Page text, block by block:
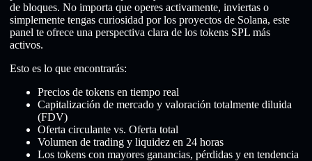
de bloques. No importa que operes activamente, inviertas o
simplemente tengas curiosidad por los proyectos de Solana, este
panel te ofrece una perspectiva clara de los tokens SPL más
activos.
Esto es lo que encontrarás:
Precios de tokens en tiempo real
Capitalización de mercado y valoración totalmente diluida
(FDV)
Oferta circulante vs. Oferta total
Volumen de trading y liquidez en 24 horas
Los tokens con mayores ganancias, pérdidas y en tendencia